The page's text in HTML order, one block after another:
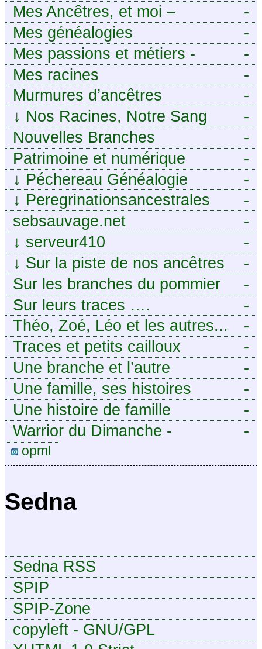
Généalogie de Moselle et
d’ailleurs
-
Mes Ancêtres, et moi –
Découvrez mes aïeux en Ille-et-
Vilaine et ailleurs
-
Mes généalogies
-
Mes passions et métiers -
Généalogie et Tir à l’Arc
-
Mes racines
-
Murmures d’ancêtres
-
↓ Nos Racines, Notre Sang
-
Nouvelles Branches
-
Patrimoine et numérique
-
↓ Péchereau Généalogie
-
↓ Peregrinationsancestrales
-
sebsauvage.net
-
↓ serveur410
-
↓ Sur la piste de nos ancêtres
en Périgord.
-
Sur les branches du pommier
-
Sur leurs traces ….
-
Théo, Zoé, Léo et les autres...
-
Traces et petits cailloux
-
Une branche et l’autre
-
Une famille, ses histoires
-
Une histoire de famille
-
Warrior du Dimanche -
Publication à caractère
intermittent, approximatif et
opml
Sedna
Sedna RSS
SPIP
SPIP-Zone
copyleft - GNU/GPL